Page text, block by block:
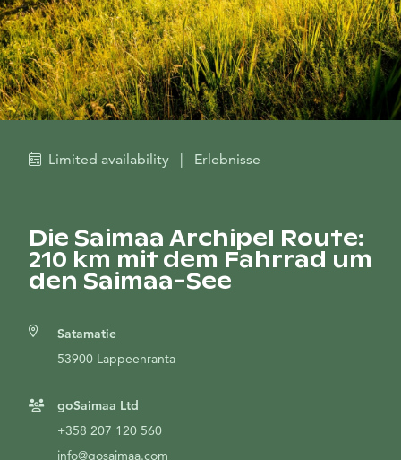
Limited availability | Erlebnisse
Die Saimaa Archipel Route:
210 km mit dem Fahrrad um
den Saimaa-See
Satamatie
53900 Lappeenranta
goSaimaa Ltd
+358 207 120 560
info@gosaimaa.com